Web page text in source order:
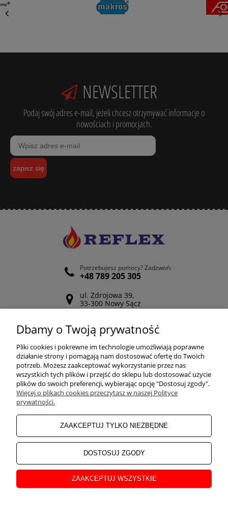
NEWSLETTER
Podaj swój adres e-mail, jeżeli chcesz otrzymywać informacje o
nowościach i promocjach.
zapisz się
Potrzebujesz pomocy? Zadzwoń:
+48 789 205 305
ul. Zdrojowa 39,
33-300 Nowy Sącz
Odwiedź nasz Facebook
POMOC
ZAKUPY
MOJE KONTO
INFORMACJE
O NAS
Dbamy o Twoją prywatność
Pliki cookies i pokrewne im technologie umożliwiają poprawne
działanie strony i pomagają nam dostosować ofertę do Twoich
potrzeb. Możesz zaakceptować wykorzystanie przez nas
wszystkich tych plików i przejść do sklepu lub dostosować użycie
plików do swoich preferencji, wybierając opcję "Dostosuj zgody".
Więcej o plikach cookies przeczytasz w naszej Polityce
prywatności.
ZAAKCEPTUJ TYLKO NIEZBĘDNE
DOSTOSUJ ZGODY
ZAAKCEPTUJ WSZYSTKIE